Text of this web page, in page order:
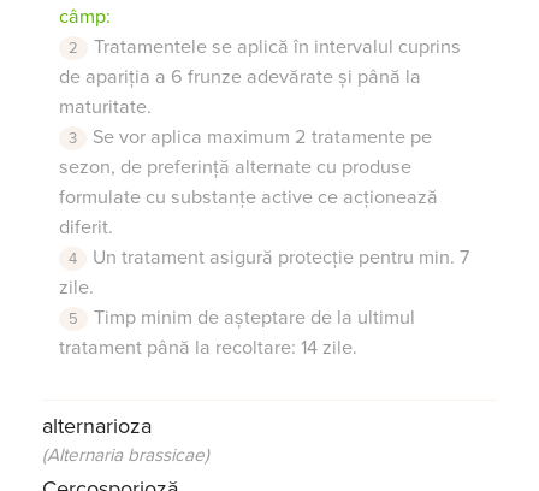
câmp:
Tratamentele se aplică în intervalul cuprins
de apariția a 6 frunze adevărate și până la
maturitate.
Se vor aplica maximum 2 tratamente pe
sezon, de preferință alternate cu produse
formulate cu substanțe active ce acționează
diferit.
Un tratament asigură protecție pentru min. 7
zile.
Timp minim de așteptare de la ultimul
tratament până la recoltare: 14 zile.
alternarioza
(Alternaria brassicae)